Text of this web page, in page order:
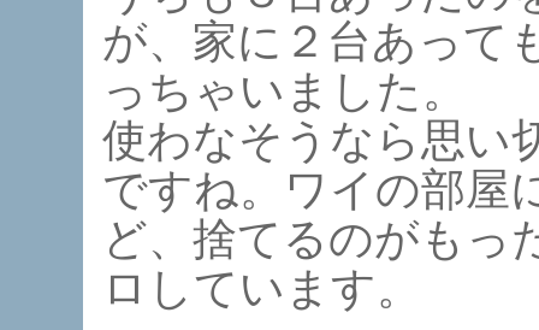
が、家に２台あって
っちゃいました。
使わなそうなら思い
ですね。ワイの部屋
ど、捨てるのがもっ
ロしています。